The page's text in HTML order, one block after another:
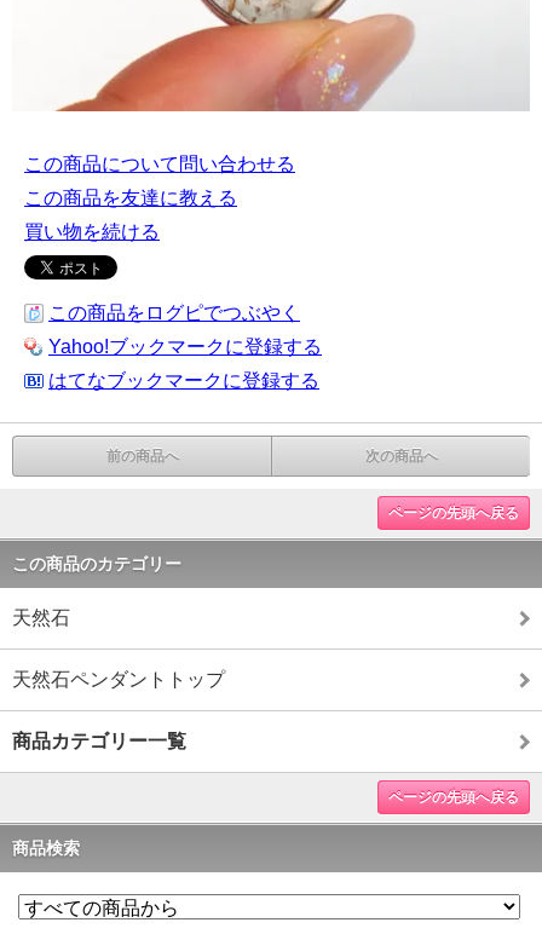
この商品について問い合わせる
この商品を友達に教える
買い物を続ける
この商品をログピでつぶやく
Yahoo!ブックマークに登録する
はてなブックマークに登録する
前の商品へ 次の商品へ
ページの先頭へ戻る
この商品のカテゴリー
天然石
天然石ペンダントトップ
商品カテゴリー一覧
ページの先頭へ戻る
商品検索